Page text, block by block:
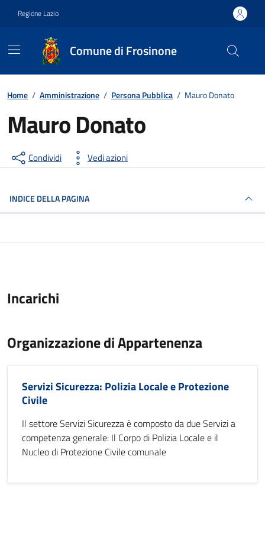
Regione Lazio
Comune di Frosinone
Contenuti in evidenza
Home / Amministrazione / Persona Pubblica / Mauro Donato
Mauro Donato
Condividi Vedi azioni
INDICE DELLA PAGINA
Incarichi
Organizzazione di Appartenenza
Servizi Sicurezza: Polizia Locale e Protezione
Civile
Il settore Servizi Sicurezza è composto da due Servizi a
competenza generale: Il Corpo di Polizia Locale e il
Nucleo di Protezione Civile comunale